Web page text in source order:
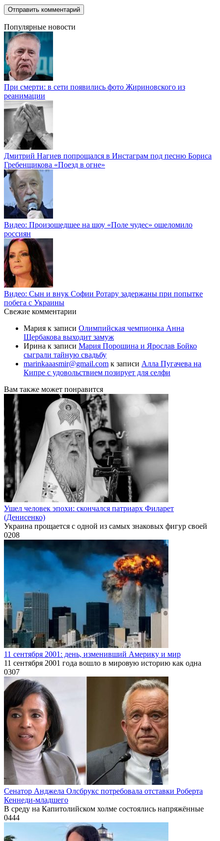
Популярные новости
При смерти: в сети появились фото Жириновского из
реанимации
Дмитрий Нагиев попрощался в Инстаграм под песню Бориса
Гребенщикова «Поезд в огне»
Видео: Произошедшее на шоу «Поле чудес» ошеломило
россиян
Видео: Сын и внук Софии Ротару задержаны при попытке
побега с Украины
Свежие комментарии
Мария к записи Олимпийская чемпионка Анна
Щербакова выходит замуж
Ирина к записи Мария Порошина и Ярослав Бойко
сыграли тайную свадьбу
marinkaaasmir@gmail.com к записи Алла Пугачева на
Кипре с удовольствием позирует для селфи
Вам также может понравится
Ушел человек эпохи: скончался патриарх Филарет
(Денисенко)
Украина прощается с одной из самых знаковых фигур своей
0208
11 сентября 2001: день, изменивший Америку и мир
11 сентября 2001 года вошло в мировую историю как одна
0307
Сенатор Анджела Олсбрукс потребовала отставки Роберта
Кеннеди-младшего
В среду на Капитолийском холме состоялись напряжённые
0444